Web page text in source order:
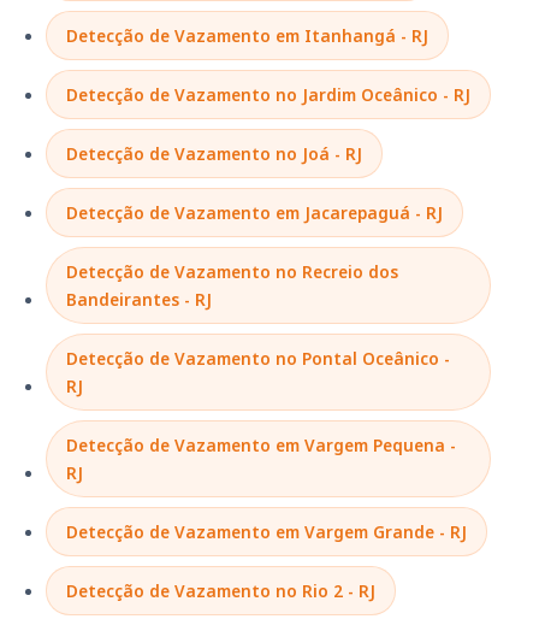
Detecção de Vazamento em Itanhangá - RJ
Detecção de Vazamento no Jardim Oceânico - RJ
Detecção de Vazamento no Joá - RJ
Detecção de Vazamento em Jacarepaguá - RJ
Detecção de Vazamento no Recreio dos
Bandeirantes - RJ
Detecção de Vazamento no Pontal Oceânico -
RJ
Detecção de Vazamento em Vargem Pequena -
RJ
Detecção de Vazamento em Vargem Grande - RJ
Detecção de Vazamento no Rio 2 - RJ